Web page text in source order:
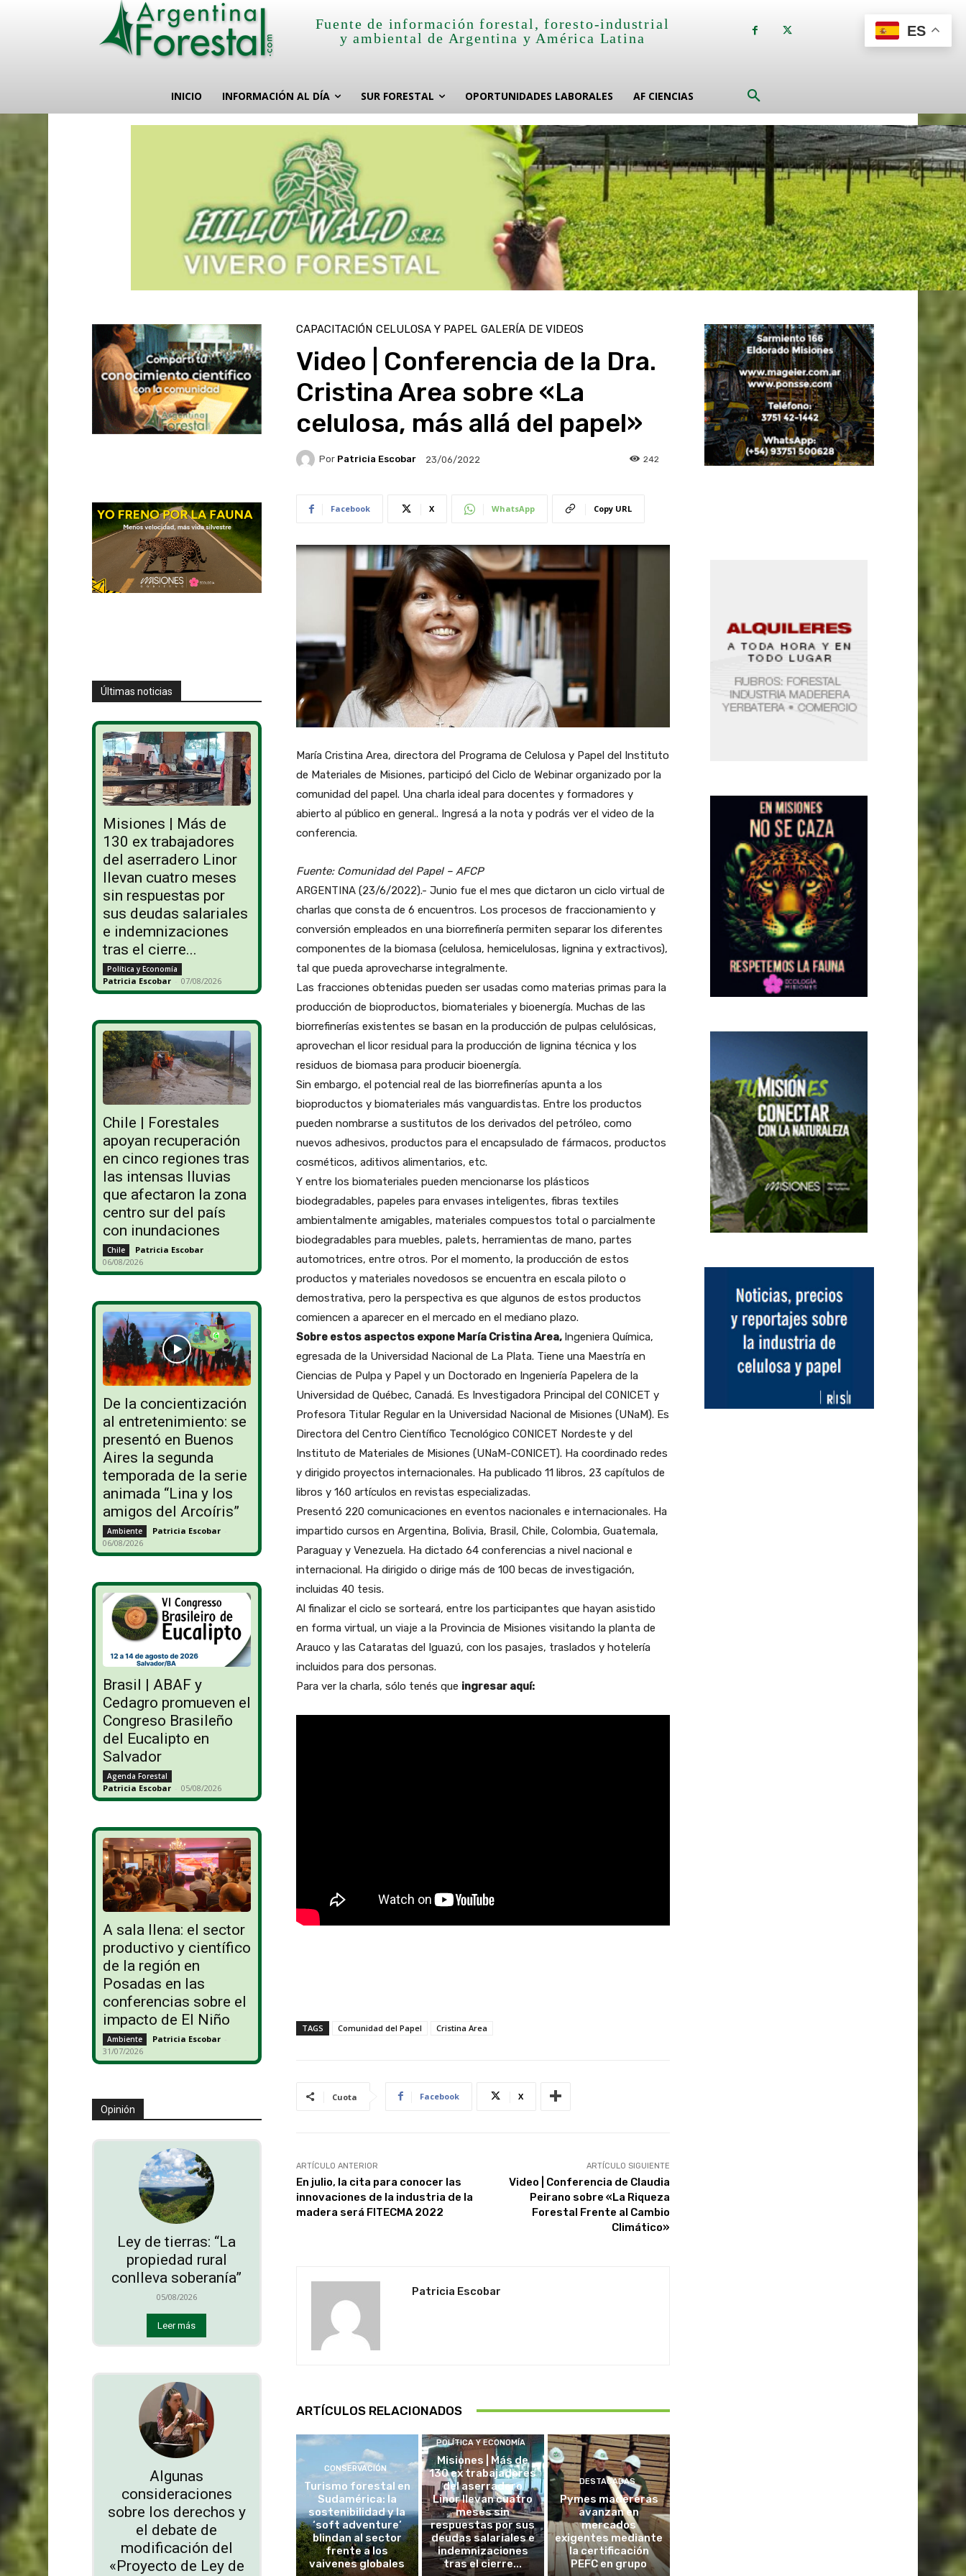
Fuente de información forestal, foresto-industrial
y ambiental de Argentina y América Latina
INICIO INFORMACIÓN AL DÍA SUR FORESTAL OPORTUNIDADES LABORALES AF CIENCIAS
Últimas noticias
Misiones | Más de
130 ex trabajadores
del aserradero Linor
llevan cuatro meses
sin respuestas por
sus deudas salariales
e indemnizaciones
tras el cierre...
Política y Economía
Patricia Escobar - 07/08/2026
Chile | Forestales
apoyan recuperación
en cinco regiones tras
las intensas lluvias
que afectaron la zona
centro sur del país
con inundaciones
Chile Patricia Escobar -
06/08/2026
De la concientización
al entretenimiento: se
presentó en Buenos
Aires la segunda
temporada de la serie
animada “Lina y los
amigos del Arcoíris”
Ambiente Patricia Escobar -
06/08/2026
Brasil | ABAF y
Cedagro promueven el
Congreso Brasileño
del Eucalipto en
Salvador
Agenda Forestal
Patricia Escobar - 05/08/2026
A sala llena: el sector
productivo y científico
de la región en
Posadas en las
conferencias sobre el
impacto de El Niño
Ambiente Patricia Escobar -
31/07/2026
Opinión
Ley de tierras: “La
propiedad rural
conlleva soberanía”
05/08/2026
Leer más
Algunas
consideraciones
sobre los derechos y
el debate de
modificación del
«Proyecto de Ley de
CAPACITACIÓN CELULOSA Y PAPEL GALERÍA DE VIDEOS
Video | Conferencia de la Dra.
Cristina Area sobre «La
celulosa, más allá del papel»
Por Patricia Escobar 23/06/2022 242
Facebook X WhatsApp Copy URL
María Cristina Area, directora del Programa de Celulosa y Papel del Instituto
de Materiales de Misiones, participó del Ciclo de Webinar organizado por la
comunidad del papel. Una charla ideal para docentes y formadores y
abierto al público en general.. Ingresá a la nota y podrás ver el video de la
conferencia.
Fuente: Comunidad del Papel – AFCP
ARGENTINA (23/6/2022).- Junio fue el mes que dictaron un ciclo virtual de
charlas que consta de 6 encuentros. Los procesos de fraccionamiento y
conversión empleados en una biorrefinería permiten separar los diferentes
componentes de la biomasa (celulosa, hemicelulosas, lignina y extractivos),
tal que pueda aprovecharse integralmente.
Las fracciones obtenidas pueden ser usadas como materias primas para la
producción de bioproductos, biomateriales y bioenergía. Muchas de las
biorrefinerías existentes se basan en la producción de pulpas celulósicas,
aprovechan el licor residual para la producción de lignina técnica y los
residuos de biomasa para producir bioenergía.
Sin embargo, el potencial real de las biorrefinerías apunta a los
bioproductos y biomateriales más vanguardistas. Entre los productos
pueden nombrarse a sustitutos de los derivados del petróleo, como
nuevos adhesivos, productos para el encapsulado de fármacos, productos
cosméticos, aditivos alimentarios, etc.
Y entre los biomateriales pueden mencionarse los plásticos
biodegradables, papeles para envases inteligentes, fibras textiles
ambientalmente amigables, materiales compuestos total o parcialmente
biodegradables para muebles, palets, herramientas de mano, partes
automotrices, entre otros. Por el momento, la producción de estos
productos y materiales novedosos se encuentra en escala piloto o
demostrativa, pero la perspectiva es que algunos de estos productos
comiencen a aparecer en el mercado en el mediano plazo.
Sobre estos aspectos expone María Cristina Area, Ingeniera Química,
egresada de la Universidad Nacional de La Plata. Tiene una Maestría en
Ciencias de Pulpa y Papel y un Doctorado en Ingeniería Papelera de la
Universidad de Québec, Canadá. Es Investigadora Principal del CONICET y
Profesora Titular Regular en la Universidad Nacional de Misiones (UNaM). Es
Directora del Centro Científico Tecnológico CONICET Nordeste y del
Instituto de Materiales de Misiones (UNaM-CONICET). Ha coordinado redes
y dirigido proyectos internacionales. Ha publicado 11 libros, 23 capítulos de
libros y 160 artículos en revistas especializadas.
Presentó 220 comunicaciones en eventos nacionales e internacionales. Ha
impartido cursos en Argentina, Bolivia, Brasil, Chile, Colombia, Guatemala,
Paraguay y Venezuela. Ha dictado 64 conferencias a nivel nacional e
internacional. Ha dirigido o dirige más de 100 becas de investigación,
incluidas 40 tesis.
Al finalizar el ciclo se sorteará, entre los participantes que hayan asistido
en forma virtual, un viaje a la Provincia de Misiones visitando la planta de
Arauco y las Cataratas del Iguazú, con los pasajes, traslados y hotelería
incluidos para dos personas.
Para ver la charla, sólo tenés que ingresar aquí:
TAGS Comunidad del Papel Cristina Area
Cuota Facebook X
ARTÍCULO ANTERIOR
En julio, la cita para conocer las
innovaciones de la industria de la
madera será FITECMA 2022
ARTÍCULO SIGUIENTE
Video | Conferencia de Claudia
Peirano sobre «La Riqueza
Forestal Frente al Cambio
Climático»
Patricia Escobar
ARTÍCULOS RELACIONADOS
CONSERVACIÓN
Turismo forestal en
Sudamérica: la
sostenibilidad y la
‘soft adventure’
blindan al sector
frente a los
vaivenes globales
POLÍTICA Y ECONOMÍA
Misiones | Más de
130 ex trabajadores
del aserradero
Linor llevan cuatro
meses sin
respuestas por sus
deudas salariales e
indemnizaciones
tras el cierre...
DESTACADAS
Pymes madereras
avanzan en
mercados
exigentes mediante
la certificación
PEFC en grupo
ES